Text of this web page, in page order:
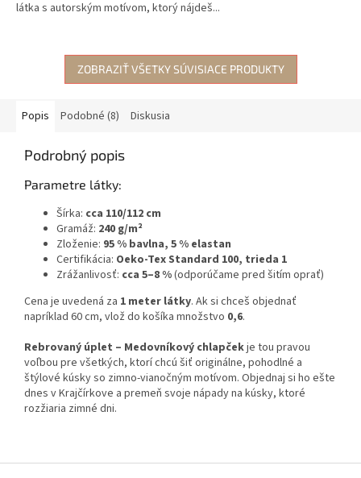
látka s autorským motívom, ktorý nájdeš...
ZOBRAZIŤ VŠETKY SÚVISIACE PRODUKTY
Popis Podobné (8) Diskusia
Podrobný popis
Parametre látky:
Šírka: cca 110/112 cm
Gramáž: 240 g/m²
Zloženie: 95 % bavlna, 5 % elastan
Certifikácia: Oeko-Tex Standard 100, trieda 1
Zrážanlivosť: cca 5–8 %(odporúčame pred šitím oprať)
Cena je uvedená za 1 meter látky. Ak si chceš objednať
napríklad 60 cm, vlož do košíka množstvo 0,6.
Rebrovaný úplet – Medovníkový chlapčekje tou pravou
voľbou pre všetkých, ktorí chcú šiť originálne, pohodlné a
štýlové kúsky so zimno-vianočným motívom. Objednaj si ho ešte
dnes v Krajčírkove a premeň svoje nápady na kúsky, ktoré
rozžiaria zimné dni.